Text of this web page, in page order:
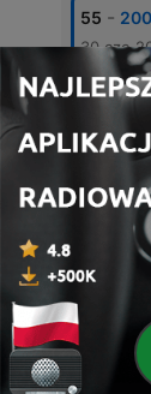
55 -
30 cze
54 -
02 cze